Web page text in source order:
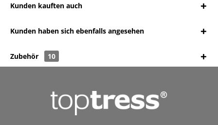
Kunden kauften auch
Kunden haben sich ebenfalls angesehen
Zubehör 10